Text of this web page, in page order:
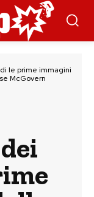
le prime immagini
McGovern